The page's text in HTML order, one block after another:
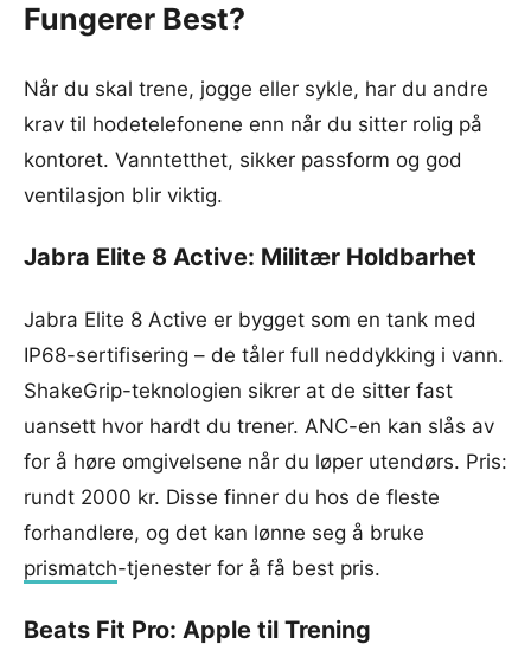
Fungerer Best?
Når du skal trene, jogge eller sykle, har du andre
krav til hodetelefonene enn når du sitter rolig på
kontoret. Vanntetthet, sikker passform og god
ventilasjon blir viktig.
Jabra Elite 8 Active: Militær Holdbarhet
Jabra Elite 8 Active er bygget som en tank med
IP68-sertifisering – de tåler full neddykking i vann.
ShakeGrip-teknologien sikrer at de sitter fast
uansett hvor hardt du trener. ANC-en kan slås av
for å høre omgivelsene når du løper utendørs. Pris:
rundt 2000 kr. Disse finner du hos de fleste
forhandlere, og det kan lønne seg å bruke
prismatch-tjenester for å få best pris.
Beats Fit Pro: Apple til Trening